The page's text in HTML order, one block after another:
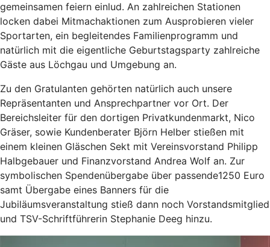
gemeinsamen feiern einlud. An zahlreichen Stationen
locken dabei Mitmachaktionen zum Ausprobieren vieler
Sportarten, ein begleitendes Familienprogramm und
natürlich mit die eigentliche Geburtstagsparty zahlreiche
Gäste aus Löchgau und Umgebung an.
Zu den Gratulanten gehörten natürlich auch unsere
Repräsentanten und Ansprechpartner vor Ort. Der
Bereichsleiter für den dortigen Privatkundenmarkt, Nico
Gräser, sowie Kundenberater Björn Helber stießen mit
einem kleinen Gläschen Sekt mit Vereinsvorstand Philipp
Halbgebauer und Finanzvorstand Andrea Wolf an. Zur
symbolischen Spendenübergabe über passende1250 Euro
samt Übergabe eines Banners für die
Jubiläumsveranstaltung stieß dann noch Vorstandsmitglied
und TSV-Schriftführerin Stephanie Deeg hinzu.